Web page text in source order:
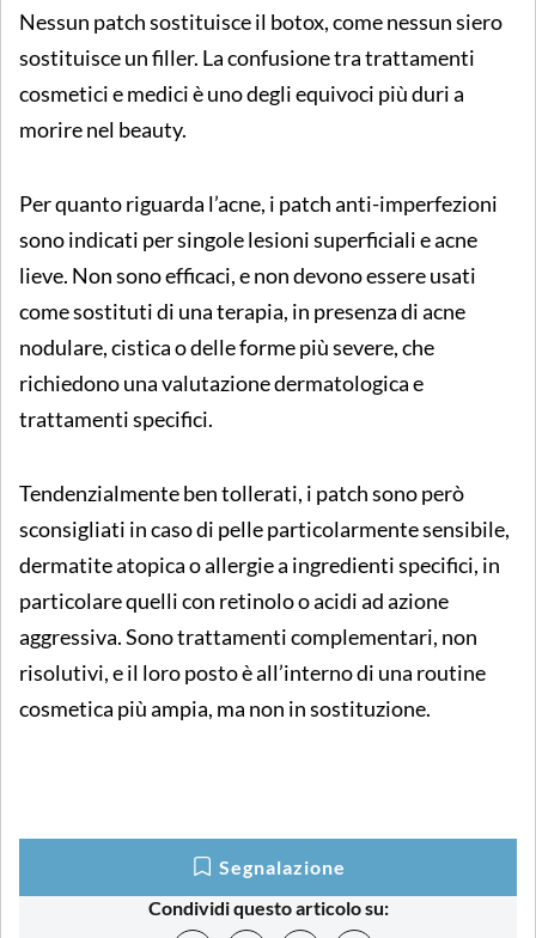
Nessun patch sostituisce il botox, come nessun siero
sostituisce un filler. La confusione tra trattamenti
cosmetici e medici è uno degli equivoci più duri a
morire nel beauty.
Per quanto riguarda l’acne, i patch anti-imperfezioni
sono indicati per singole lesioni superficiali e acne
lieve. Non sono efficaci, e non devono essere usati
come sostituti di una terapia, in presenza di acne
nodulare, cistica o delle forme più severe, che
richiedono una valutazione dermatologica e
trattamenti specifici.
Tendenzialmente ben tollerati, i patch sono però
sconsigliati in caso di pelle particolarmente sensibile,
dermatite atopica o allergie a ingredienti specifici, in
particolare quelli con retinolo o acidi ad azione
aggressiva. Sono trattamenti complementari, non
risolutivi, e il loro posto è all’interno di una routine
cosmetica più ampia, ma non in sostituzione.
Segnalazione
Condividi questo articolo su: